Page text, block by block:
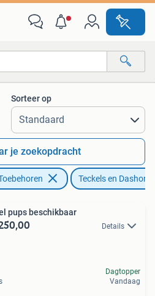
Sorteer op
je zoekopdracht
Teckels en
pups beschikbaar
Details
Dagtopper
Vandaag